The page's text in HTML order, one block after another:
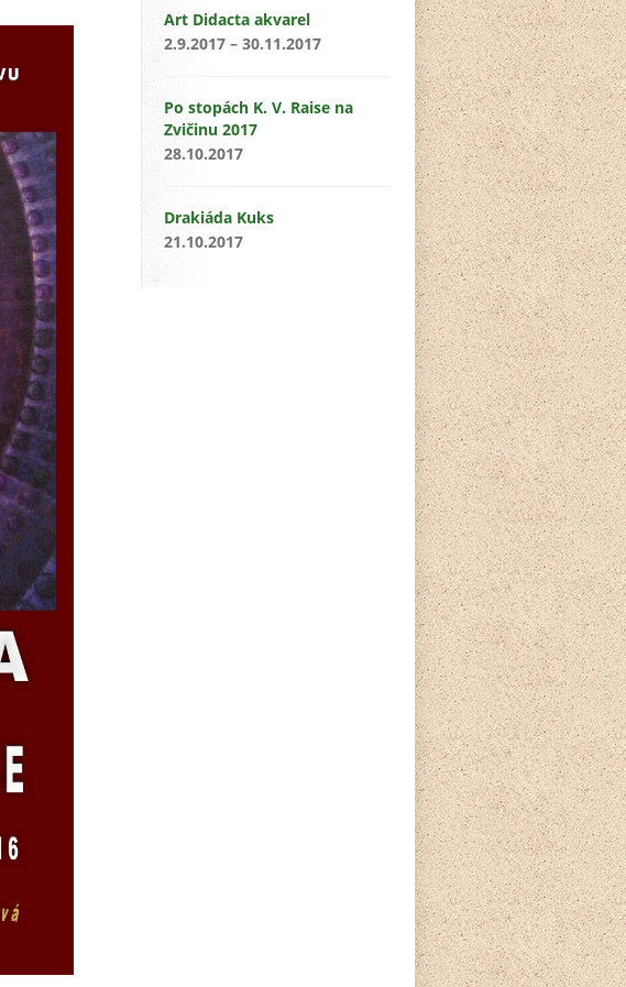
Art Didacta akvarel
2.9.2017 – 30.11.2017
Po stopách K. V. Raise na
Zvičinu 2017
28.10.2017
Drakiáda Kuks
21.10.2017